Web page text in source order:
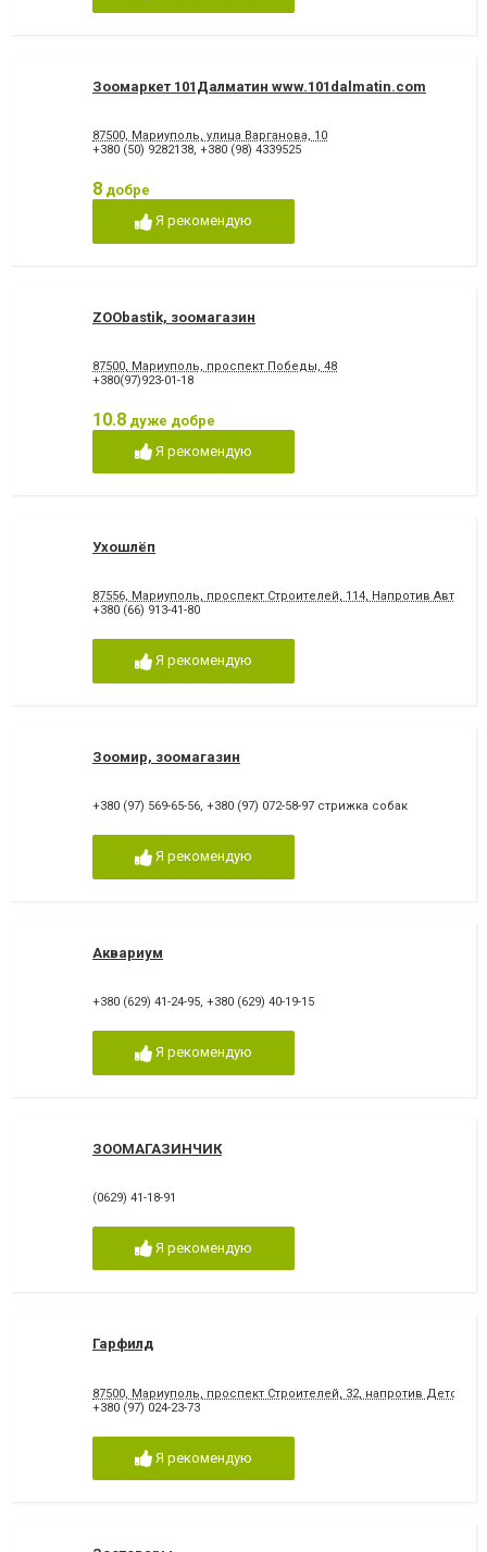
Зоомаркет 101Далматин www.101dalmatin.com
87500, Мариуполь, улица Варганова, 10
+380 (50) 9282138, +380 (98) 4339525
8 добре
Я рекомендую
ZOObastik, зоомагазин
87500, Мариуполь, проспект Победы, 48
+380(97)923-01-18
10.8 дуже добре
Я рекомендую
Ухошлёп
87556, Мариуполь, проспект Строителей, 114, Напротив
+380 (66) 913-41-80
Я рекомендую
Зоомир, зоомагазин
+380 (97) 569-65-56, +380 (97) 072-58-97 стрижка собак
Я рекомендую
Аквариум
+380 (629) 41-24-95, +380 (629) 40-19-15
Я рекомендую
ЗООМАГАЗИНЧИК
(0629) 41-18-91
Я рекомендую
Гарфилд
87500, Мариуполь, проспект Строителей, 32, напротив Детской
+380 (97) 024-23-73
Я рекомендую